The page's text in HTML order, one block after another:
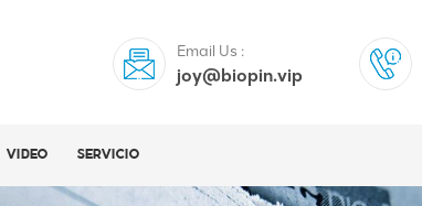
Email Us :
joy@biopin.vip
VIDEO SERVICIO